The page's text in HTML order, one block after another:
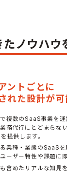
ノウハウ
ントごとに
れた設計が可
複数のSaaS事業を
務代行にとどまらな
提供します。
業種・業態のSaaS
ーザー特性や課題に
含めたリアルな知見